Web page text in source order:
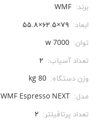
برند: WMF
ابعاد: ۷۹×۶۲.۵×۵۵.۸
توان: 7000 w
تعداد آسیاب: ۲
وزن دستگاه: 80 kg
مدل: WMF Espresso NEXT
تعداد پرتافیلتر: ۲